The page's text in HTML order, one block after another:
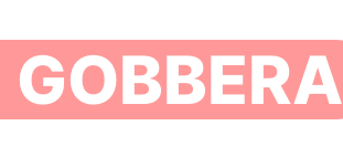
GOBBERA